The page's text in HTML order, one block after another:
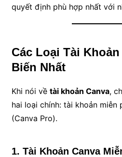
quyết định phù hợp nhất với
Các Loại Tài
Biến Nhất
Khi nói về tài khoản Canva,
hai loại chính: tài khoản
(Canva Pro).
1. Tài Khoản Canva